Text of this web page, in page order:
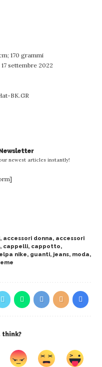
x 2,5 cm; 170 grammi
su Amazon.it a partire dal ‏ : ‎ 17 settembre 2022
BK.GR
newest articles instantly!
, accessori donna, accessori
, cappelli, cappotto,
nike, guanti, jeans, moda,
think?